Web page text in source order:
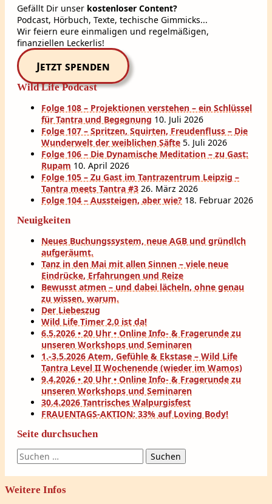
Gefällt Dir unser kostenloser Content?
Podcast, Hörbuch, Texte, techische Gimmicks...
Wir feiern eure einmaligen und regelmäßigen,
finanziellen Leckerlis!
Jetzt spenden
Wild Life Podcast
Folge 108 – Projektionen verstehen – ein Schlüssel
für Tantra und Begegnung 10. Juli 2026
Folge 107 – Spritzen, Squirten, Freudenfluss – Die
Wunderwelt der weiblichen Säfte 5. Juli 2026
Folge 106 – Die Dynamische Meditation – zu Gast:
Rupam 10. April 2026
Folge 105 – Zu Gast im Tantrazentrum Leipzig –
Tantra meets Tantra #3 26. März 2026
Folge 104 – Aussteigen, aber wie? 18. Februar 2026
Neuigkeiten
Neues Buchungssystem, neue AGB und gründlch
aufgeräumt.
Tanz in den Mai mit allen Sinnen – viele neue
Eindrücke, Erfahrungen und Reize
Bewusst atmen – und dabei lächeln, ohne genau
zu wissen, warum.
Der Liebeszug
Wild Life Timer 2.0 ist da!
6.5.2026 • 20 Uhr • Online Info- & Fragerunde zu
unseren Workshops und Seminaren
1.-3.5.2026 Atem, Gefühle & Ekstase – Wild Life
Tantra Level II Wochenende (wieder im Wamos)
9.4.2026 • 20 Uhr • Online Info- & Fragerunde zu
unseren Workshops und Seminaren
30.4.2026 Tantrisches Walpurgisfest
FRAUENTAGS-AKTION: 33% auf Loving Body!
Seite durchsuchen
Suchen
nach:
Weitere Infos